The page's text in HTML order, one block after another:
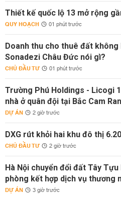
Thiết kế quốc lộ 13 mở rộng
QUY HOẠCH 01 phút trước
Doanh thu cho thuê đất không
Sonadezi Châu Đức nói gì?
CHỦ ĐẦU TƯ 01 phút trước
Trường Phú Holdings - Licogi
nhà ở quân đội tại Bắc Cam
DỰ ÁN 2 giờ trước
DXG rút khỏi hai khu đô thị
CHỦ ĐẦU TƯ 2 giờ trước
Hà Nội chuyển đổi đất Tây
phòng kết hợp dịch vụ thương
DỰ ÁN 3 giờ trước